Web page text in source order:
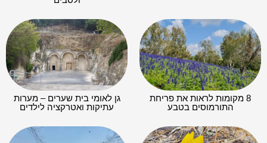
8 מקומות לראות את פריחת
התורמוסים בטבע
גן לאומי בית שערים – מערות
עתיקות ואטרקציה לילדים